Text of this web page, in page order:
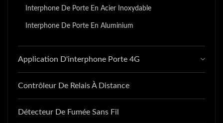
Interphone De Porte En Acier Inoxydable
Interphone De Porte En Aluminium
Application D'interphone Porte 4G
Contrôleur De Relais À Distance
Détecteur De Fumée Sans Fil